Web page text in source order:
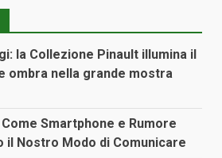
la Collezione Pinault illumina il
ombra nella grande mostra
Smartphone e Rumore
il Nostro Modo di Comunicare